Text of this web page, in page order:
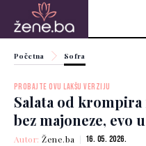
Početna Sofra
PROBAJTE OVU LAKŠU VERZIJU
Salata od
bez majoneze, evo
Autor:Žene.ba 16. 05. 2026.